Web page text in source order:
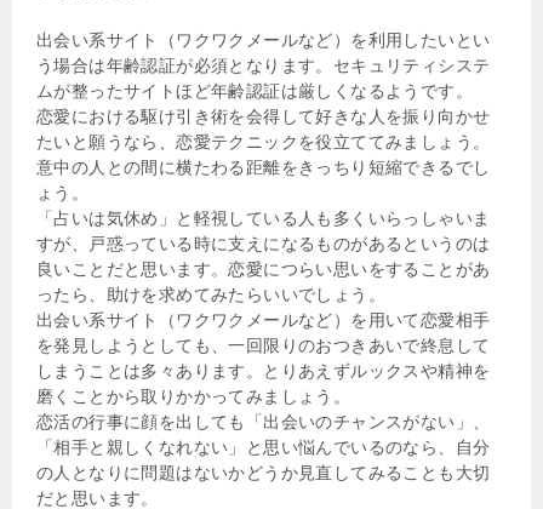
出会い系サイト（ワクワクメールなど）を利用したいとい
う場合は年齢認証が必須となります。セキュリティシステ
ムが整ったサイトほど年齢認証は厳しくなるようです。
恋愛における駆け引き術を会得して好きな人を振り向かせ
たいと願うなら、恋愛テクニックを役立ててみましょう。
意中の人との間に横たわる距離をきっちり短縮できるでし
ょう。
「占いは気休め」と軽視している人も多くいらっしゃいま
すが、戸惑っている時に支えになるものがあるというのは
良いことだと思います。恋愛につらい思いをすることがあ
ったら、助けを求めてみたらいいでしょう。
出会い系サイト（ワクワクメールなど）を用いて恋愛相手
を発見しようとしても、一回限りのおつきあいで終息して
しまうことは多々あります。とりあえずルックスや精神を
磨くことから取りかかってみましょう。
恋活の行事に顔を出しても「出会いのチャンスがない」、
「相手と親しくなれない」と思い悩んでいるのなら、自分
の人となりに問題はないかどうか見直してみることも大切
だと思います。